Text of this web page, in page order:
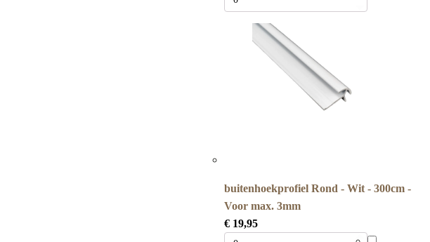
buitenhoekprofiel Rond - Wit - 300cm -
Voor max. 3mm
€ 19,95